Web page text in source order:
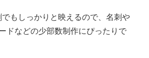
もしっかりと映えるので、名刺や
ドなどの少部数制作にぴったりで